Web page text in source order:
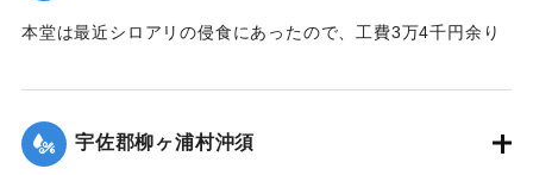
本堂は最近シロアリの侵食にあったので、工費3万4千円余り
が、19日午後その天井約2間四方が屋根とともに俄然崩落し
た。
【出典：大分新聞 大正12年6月21日 朝刊4面】
宇佐郡柳ヶ浦村沖須